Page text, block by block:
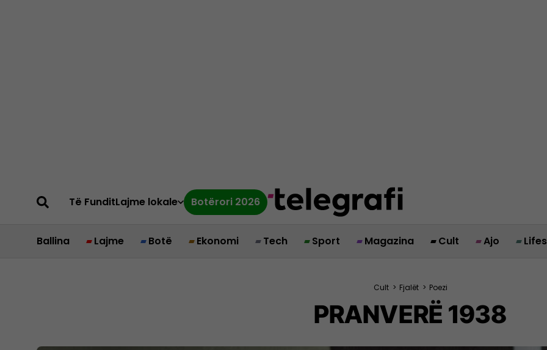
Të FunditLajme lokale Botërori 2026
Ballina Lajme Botë Ekonomi Tech Sport Magazina Cult Ajo
Cult > Fjalët > Poezi
PRANVERË 1938